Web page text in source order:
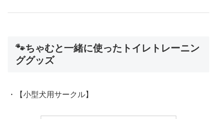
🐾ちゃむと一緒に使ったトイレトレーニン
ググッズ
・【小型犬用サークル】